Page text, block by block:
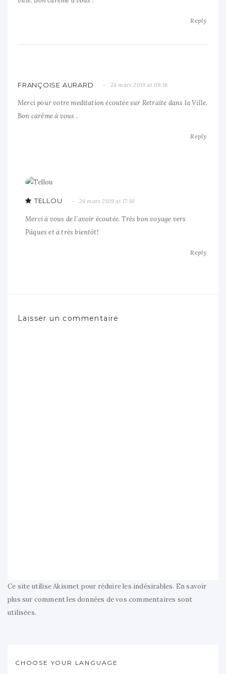
Reply
FRANÇOISE AURARD 24 mars 2019 at 09:16
Merci pour votre meditation écoutée sur Retraite dans la Ville.
Bon carême à vous .
Reply
TELLOU 24 mars 2019 at 17:10
Merci à vous de l’avoir écoutée. Très bon voyage vers
Pâques et à très bientôt!
Reply
Laisser un commentaire
Ce site utilise Akismet pour réduire les indésirables. En savoir
plus sur comment les données de vos commentaires sont
utilisées.
CHOOSE YOUR LANGUAGE